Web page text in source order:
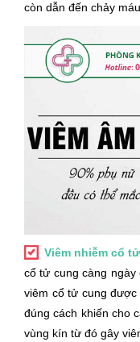
còn dẫn đến chảy máu.
Viêm nhiễm cổ
cổ tử cung càng ngày
viêm cổ tử cung
đúng cách khiến cho
vùng kín từ đó gây